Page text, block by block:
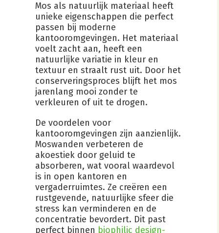
Mos als natuurlijk materiaal heeft
unieke eigenschappen die perfect
passen bij moderne
kantooromgevingen. Het materiaal
voelt zacht aan, heeft een
natuurlijke variatie in kleur en
textuur en straalt rust uit. Door het
conserveringsproces blijft het mos
jarenlang mooi zonder te
verkleuren of uit te drogen.
De voordelen voor
kantooromgevingen zijn aanzienlijk.
Moswanden verbeteren de
akoestiek door geluid te
absorberen, wat vooral waardevol
is in open kantoren en
vergaderruimtes. Ze creëren een
rustgevende, natuurlijke sfeer die
stress kan verminderen en de
concentratie bevordert. Dit past
perfect binnen biophilic design-